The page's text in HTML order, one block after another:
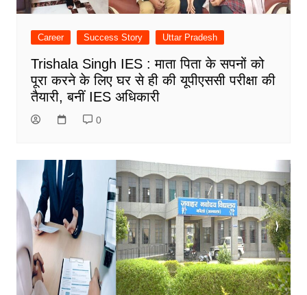
Career Success Story Uttar Pradesh
Trishala Singh IES : माता पिता के सपनों को
पूरा करने के लिए घर से ही की यूपीएससी परीक्षा की
तैयारी, बनीं IES अधिकारी
0